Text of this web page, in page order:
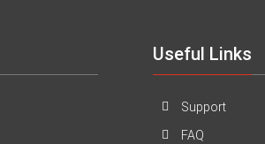
Useful Links
Support
FAQ